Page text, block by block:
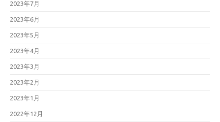
2023年7月
2023年6月
2023年5月
2023年4月
2023年3月
2023年2月
2023年1月
2022年12月